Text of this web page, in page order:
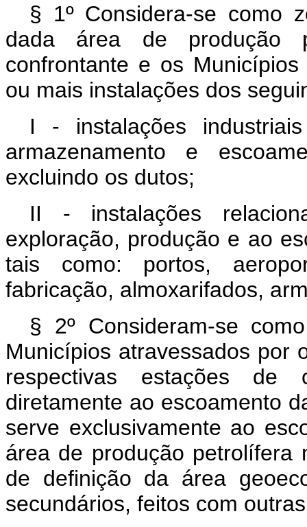
§ 1º Considera-se como
dada área de produção
confrontante e os
ou mais instalações dos
I - instalações
armazenamento e
excluindo os dutos;
II - instalações
exploração, produção e ao
tais como: portos,
fabricação, almoxarifados,
§ 2º Consideram-se
Municípios atravessados por
respectivas estações de
diretamente ao escoamento
serve exclusivamente ao
área de produção petrolífera
de definição da área
secundários, feitos com